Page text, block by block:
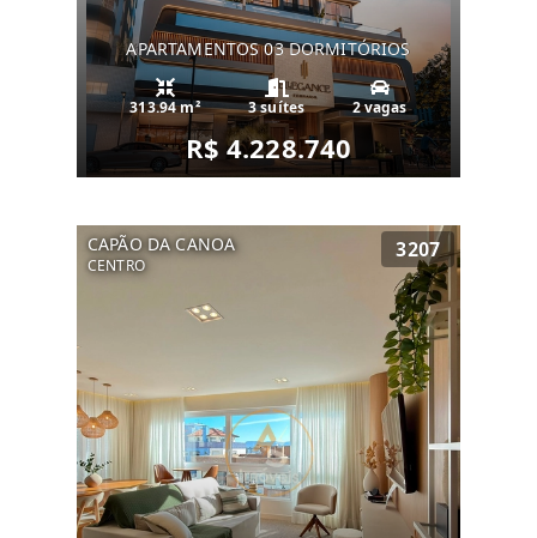
APARTAMENTOS 03 DORMITÓRIOS
313.94 m² 3 suítes 2 vagas
R$ 4.228.740
CAPÃO DA CANOA
CENTRO
3207